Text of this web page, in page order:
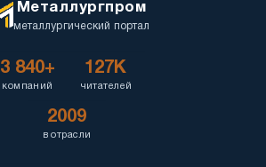
Металлургпром
металлургический портал
3 840+
компаний
127K
читателей
2009
в отрасли